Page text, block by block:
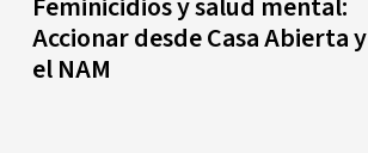
Accionar desde Casa Abierta y
el NAM